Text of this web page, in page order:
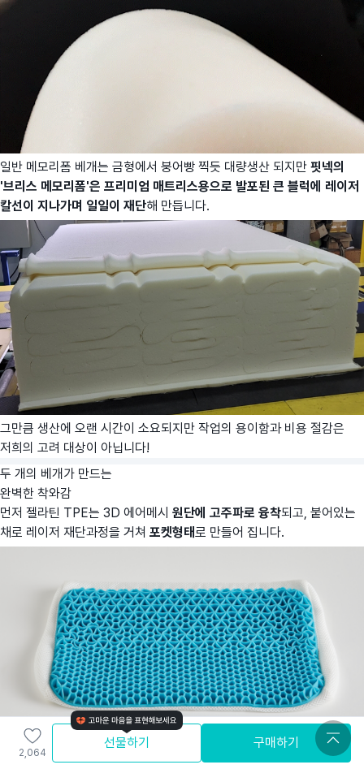
일반 메모리폼 베개는 금형에서 붕어빵 찍듯 대량생산 되지만 핏넥의
'브리스 메모리폼'은 프리미엄 매트리스용으로 발포된 큰 블럭에 레이저
칼선이 지나가며 일일이 재단해 만듭니다.
그만큼 생산에 오랜 시간이 소요되지만 작업의 용이함과 비용 절감은
저희의 고려 대상이 아닙니다!
두 개의 베개가 만드는
완벽한 착와감
먼저 젤라틴 TPE는 3D 에어메시 원단에 고주파로 융착되고, 붙어있는
채로 레이저 재단과정을 거쳐 포켓형태로 만들어 집니다.
2,064
선물하기 구매하기